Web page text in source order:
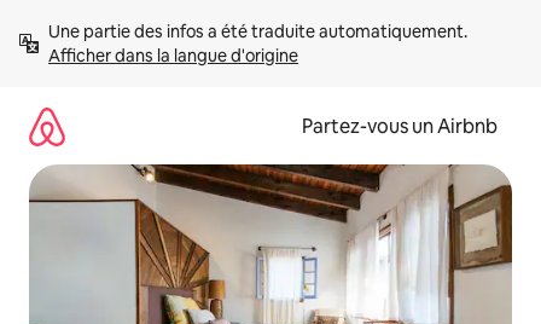
directement
Afficher dans la langue d'origine
Partez-vous un Airbnb